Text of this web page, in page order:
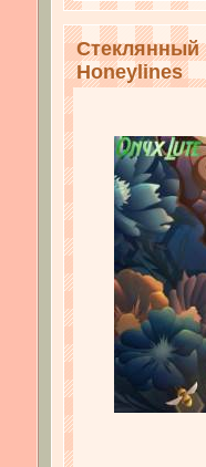
Стеклянный
Honeylines